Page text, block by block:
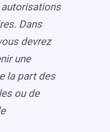
Dans
devrez
une
la part des
ou de